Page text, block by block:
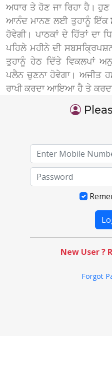
ਅਧਾਰ ਤੇ ਹੋਣ ਜਾ ਰਿਹਾ ਹੈ।
ਆਨੰਦ ਮਾਨਣ ਲਈ ਤੁਹਾਨੂੰ ਇੱਕ
ਹੋਵੇਗੀ। ਪਾਠਕਾਂ ਦੇ ਹਿੱਤਾਂ ਦਾ
ਪਹਿਲੇ ਮਹੀਨੇ ਦੀ
ਤੁਹਾਨੂੰ ਹੇਠ ਦਿੱਤੇ ਵਿਕਲਪਾਂ
ਪਲੈਨ ਚੁਣਨਾ ਹੋਵੇਗਾ। ਅਜੀਤ
ਰਾਖੀ ਕਰਦਾ ਆਇਆ ਹੈ ਤੇ
New User ?
Forgot